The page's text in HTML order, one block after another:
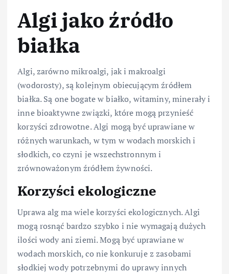
Algi jako źródło
białka
Algi, zarówno mikroalgi, jak i makroalgi
(wodorosty), są kolejnym obiecującym źródłem
białka. Są one bogate w białko, witaminy, minerały i
inne bioaktywne związki, które mogą przynieść
korzyści zdrowotne. Algi mogą być uprawiane w
różnych warunkach, w tym w wodach morskich i
słodkich, co czyni je wszechstronnym i
zrównoważonym źródłem żywności.
Korzyści ekologiczne
Uprawa alg ma wiele korzyści ekologicznych. Algi
mogą rosnąć bardzo szybko i nie wymagają dużych
ilości wody ani ziemi. Mogą być uprawiane w
wodach morskich, co nie konkuruje z zasobami
słodkiej wody potrzebnymi do uprawy innych